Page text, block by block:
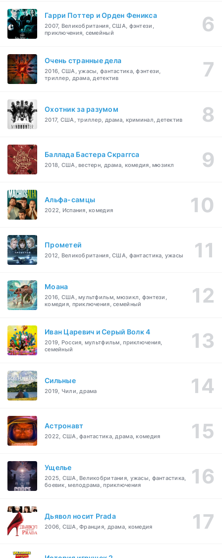
Гарри Поттер и Орден Феникса
2007, Великобритания, США, фэнтези,
приключения, семейный
Очень странные дела
2016, США, ужасы, фантастика, фэнтези,
триллер, драма, детектив
Охотник за разумом
2017, США, триллер, драма, криминал, детектив
Баллада Бастера Скраггса
2018, США, вестерн, драма, комедия, мюзикл
Альфа-самцы
2022, Испания, комедия
Прометей
2012, Великобритания, США, фантастика, ужасы
Моана
2016, США, мультфильм, мюзикл, фэнтези,
комедия, приключения, семейный
Иван Царевич и Серый Волк 4
2019, Россия, мультфильм, приключения,
семейный
Сильные
2019, Чили, драма
Астронавт
2022, США, фантастика, драма, комедия
Ущелье
2025, США, Великобритания, ужасы, фантастика,
боевик, мелодрама, приключения
Дьявол носит Prada
2006, США, Франция, драма, комедия